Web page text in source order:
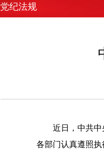
党纪法规
近日，中共中央
各部门认真遵照执